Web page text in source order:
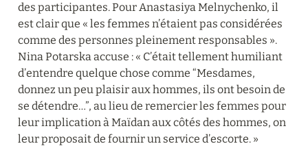
des participantes. Pour Anastasiya Melnychenko, il
est clair que « les femmes n’étaient pas considérées
comme des personnes pleinement responsables ».
Nina Potarska accuse : « C’était tellement humiliant
d’entendre quelque chose comme “Mesdames,
donnez un peu plaisir aux hommes, ils ont besoin de
se détendre…”, au lieu de remercier les femmes pour
leur implication à Maïdan aux côtés des hommes, on
leur proposait de fournir un service d’escorte. »